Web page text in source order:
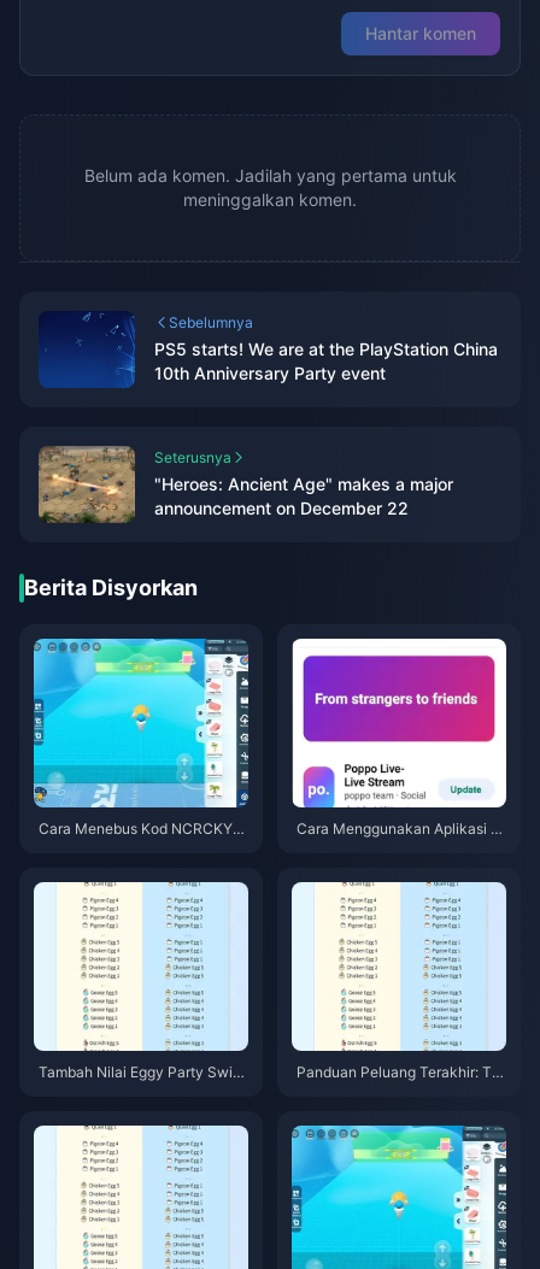
Hantar komen
Belum ada komen. Jadilah yang pertama untuk
meninggalkan komen.
Sebelumnya
PS5 starts! We are at the PlayStation China
10th Anniversary Party event
Seterusnya
"Heroes: Ancient Age" makes a major
announcement on December 22
Berita Disyorkan
Cara Menebus Kod NCRCKYT
Cara Menggunakan Aplikasi P
Tambah Nilai Eggy Party Switc
fungsi
Panduan Peluang Terakhir: Ta
um Penutupan 11 Jun